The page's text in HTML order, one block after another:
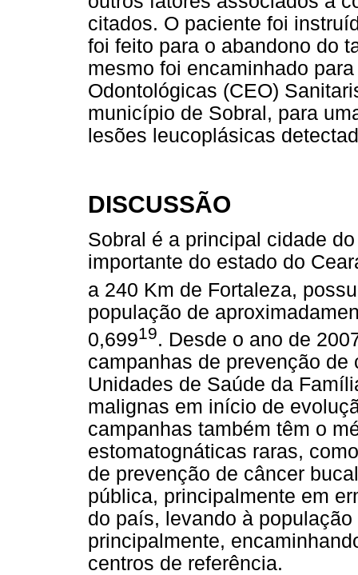
citados. O paciente foi
foi feito para o abandono do
mesmo foi encaminhado
Odontológicas (CEO)
município de Sobral, para
lesões leucoplásicas
DISCUSSÃO
Sobral é a principal cidade
importante do estado do
a 240 Km de Fortaleza,
população de
0,69919. Desde o ano de
campanhas de prevenção
Unidades de Saúde da
malignas em início de
campanhas também têm o
estomatognáticas raras,
de prevenção de câncer
pública, principalmente em
do país, levando à
principalmente,
centros de referência.